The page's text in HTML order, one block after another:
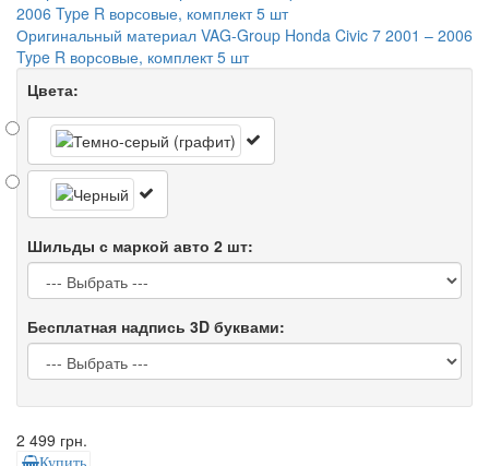
Оригинальный материал VAG-Group Honda Civic 7 2001 – 2006
Type R ворсовые, комплект 5 шт
Цвета:
Шильды с маркой авто 2 шт:
Бесплатная надпись 3D буквами:
2 499 грн.
Купить